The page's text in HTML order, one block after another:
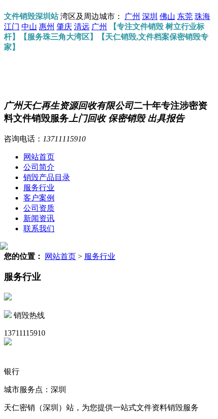
文件销毁深圳站湾区及周边城市： 广州 深圳 佛山 东莞 珠海
江门 中山 惠州 肇庆 清远 广州
【专注文件销毁 树立行业标
杆】【服务珠三角大湾区】【天仁销毁,文件档案保密销毁专
家】
广州天仁再生资源回收有限公司二十年专注涉密资
料文件销毁服务 上门回收 保密销毁 出具报告
咨询电话： 13711115910
网站首页
公司简介
销毁产品目录
服务行业
客户案例
公司资质
新闻资讯
联系我们
您的位置： 网站首页 > 服务行业
服务行业
销毁热线
13711115910
银行
城市服务点：深圳
天仁密销（深圳）站，为您提供一站式文件资料销毁服务